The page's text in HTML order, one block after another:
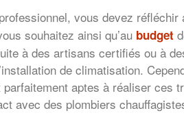
vous devez réfléchir
souhaitez ainsi qu’au budget
à des artisans certifiés ou à
de climatisation.
aptes à réaliser ces
avec des plombiers